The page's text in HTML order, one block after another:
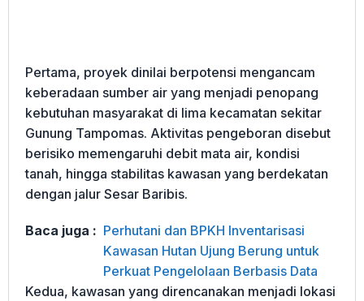
Pertama, proyek dinilai berpotensi mengancam
keberadaan sumber air yang menjadi penopang
kebutuhan masyarakat di lima kecamatan sekitar
Gunung Tampomas. Aktivitas pengeboran disebut
berisiko memengaruhi debit mata air, kondisi
tanah, hingga stabilitas kawasan yang berdekatan
dengan jalur Sesar Baribis.
Baca juga : Perhutani dan BPKH Inventarisasi
Kawasan Hutan Ujung Berung untuk
Perkuat Pengelolaan Berbasis Data
Kedua, kawasan yang direncanakan menjadi lokasi